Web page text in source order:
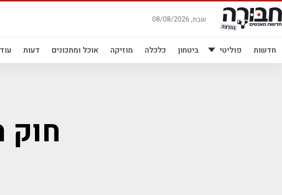
דלג
לתוכן
שבת, 08/08/2026
חדשות פוליטי ביטחון כלכלה מוזיקה אוכל ומתכונים דעות עוד
חוק